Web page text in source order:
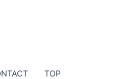
TOP